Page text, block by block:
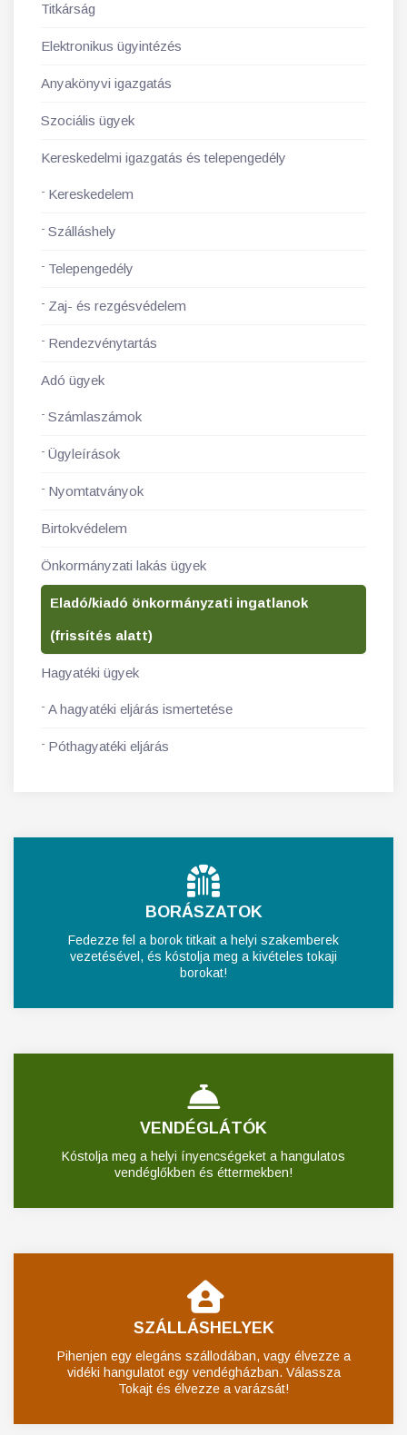
Titkárság
Elektronikus ügyintézés
Anyakönyvi igazgatás
Szociális ügyek
Kereskedelmi igazgatás és telepengedély
Kereskedelem
Szálláshely
Telepengedély
Zaj- és rezgésvédelem
Rendezvénytartás
Adó ügyek
Számlaszámok
Ügyleírások
Nyomtatványok
Birtokvédelem
Önkormányzati lakás ügyek
Eladó/kiadó önkormányzati ingatlanok
(frissítés alatt)
Hagyatéki ügyek
A hagyatéki eljárás ismertetése
Póthagyatéki eljárás
BORÁSZATOK
Fedezze fel a borok titkait a helyi szakemberek
vezetésével, és kóstolja meg a kivételes tokaji
borokat!
VENDÉGLÁTÓK
Kóstolja meg a helyi ínyencségeket a hangulatos
vendéglőkben és éttermekben!
SZÁLLÁSHELYEK
Pihenjen egy elegáns szállodában, vagy élvezze a
vidéki hangulatot egy vendégházban. Válassza
Tokajt és élvezze a varázsát!